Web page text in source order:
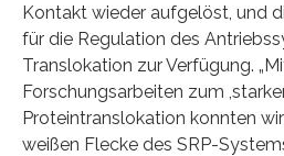
Kontakt wieder aufgelöst, und
für die Regulation des
Translokation zur Verfügung.
Forschungsarbeiten zum
Proteintranslokation konnten
weißen Flecke des SRP-